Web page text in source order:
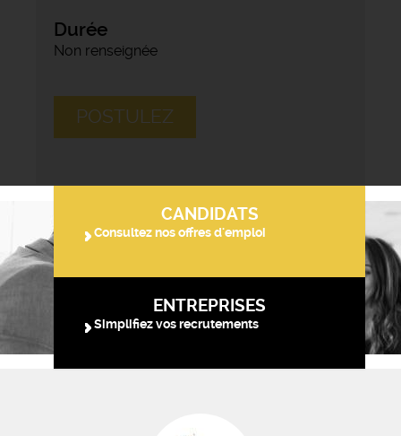
Durée
Non renseignée
POSTULEZ
CANDIDATS
Consultez nos offres d'emploi
ENTREPRISES
Simplifiez vos recrutements